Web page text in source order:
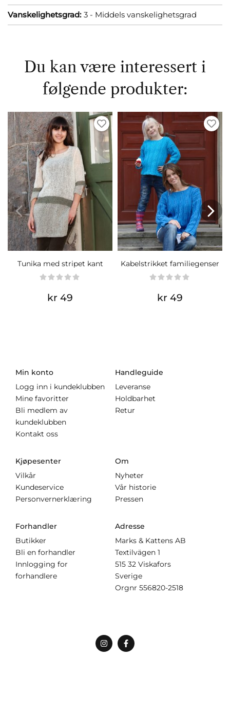
Vanskelighetsgrad: 3 - Middels vanskelighetsgrad
Du kan være interessert i
følgende produkter:
Tunika med stripet kant
kr 49
Kabelstrikket familiegenser
kr 49
Min konto
Logg inn i kundeklubben
Mine favoritter
Bli medlem av
kundeklubben
Kontakt oss
Handleguide
Leveranse
Holdbarhet
Retur
Kjøpesenter
Vilkår
Kundeservice
Personvernerklæring
Om
Nyheter
Vår historie
Pressen
Forhandler
Butikker
Bli en forhandler
Innlogging for
forhandlere
Adresse
Marks & Kattens AB
Textilvägen 1
515 32 Viskafors
Sverige
Orgnr 556820-2518